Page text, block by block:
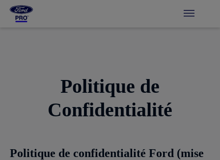
Politique de
Confidentialité
Politique de confidentialité Ford (mise